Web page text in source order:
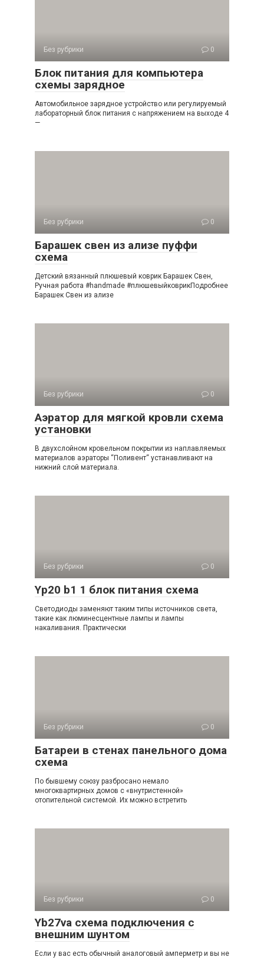
Без рубрики 0
Блок питания для компьютера
схемы зарядное
Автомобильное зарядное устройство или регулируемый
лабораторный блок питания с напряжением на выходе 4
—
Без рубрики 0
Барашек свен из ализе пуффи
схема
Детский вязанный плюшевый коврик Барашек Свен,
Ручная работа #handmade #плюшевыйковрикПодробнее
Барашек Свен из ализе
Без рубрики 0
Аэратор для мягкой кровли схема
установки
В двухслойном кровельном покрытии из наплавляемых
материалов аэраторы “Поливент“ устанавливают на
нижний слой материала.
Без рубрики 0
Yp20 b1 1 блок питания схема
Светодиоды заменяют таким типы источников света,
такие как люминесцентные лампы и лампы
накаливания. Практически
Без рубрики 0
Батареи в стенах панельного дома
схема
По бывшему союзу разбросано немало
многоквартирных домов с «внутристенной»
отопительной системой. Их можно встретить
Без рубрики 0
Yb27va схема подключения с
внешним шунтом
Если у вас есть обычный аналоговый амперметр и вы не